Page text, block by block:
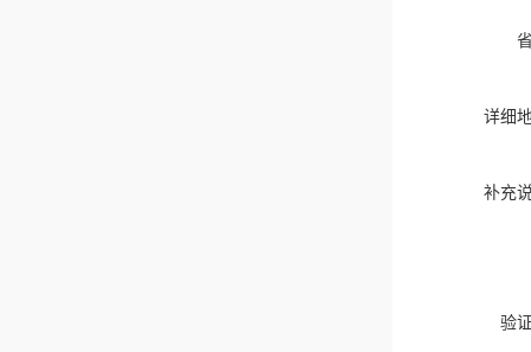
详细
补充
验